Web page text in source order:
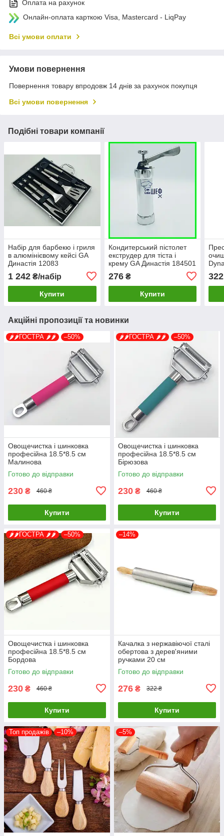
Оплата на рахунок
Онлайн-оплата карткою Visa, Mastercard - LiqPay
Всі умови оплати
Умови повернення
Повернення товару впродовж 14 днів за рахунок покупця
Всі умови повернення
Подібні товари компанії
Набір для барбекю і гриля
в алюмінієвому кейсі GA
Династія 12083
1 242 ₴/набір
Купити
Кондитерський пістолет
екструдер для тіста і
крему GA Династія 184501
276₴
Купити
322
Акційні пропозиції та новинки
🌶️🌶️ГОСТРА 🌶️🌶️ –50%
Овощечистка і шинковка
професійна 18.5*8.5 см
Малинова
Готово до відправки
230 ₴ 460 ₴
Купити
🌶️🌶️ГОСТРА 🌶️🌶️ –50%
Овощечистка і шинковка
професійна 18.5*8.5 см
Бірюзова
Готово до відправки
230 ₴ 460 ₴
Купити
🌶️🌶️ГОСТРА 🌶️🌶️ –50%
Овощечистка і шинковка
професійна 18.5*8.5 см
Бордова
Готово до відправки
230 ₴ 460 ₴
Купити
–14%
Качалка з нержавіючої сталі
обертова з дерев'яними
ручками 20 см
Готово до відправки
276 ₴ 322 ₴
Купити
Топ продажів –10% –5%